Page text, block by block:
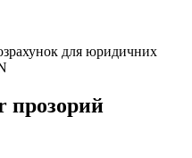
для юридичних
прозорий